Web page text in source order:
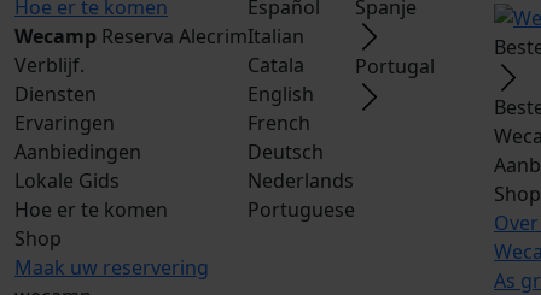
Hoe er te komen
Wecamp Reserva Alecrim
Verblijf.
Diensten
Ervaringen
Aanbiedingen
Lokale Gids
Hoe er te komen
Shop
Maak uw reservering
Español
Italian
Catala
English
French
Deutsch
Nederlands
Portuguese
Spanje
Portugal
Shop
As